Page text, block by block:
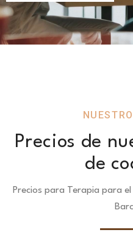
Precios de
de
Precios para Terapia para